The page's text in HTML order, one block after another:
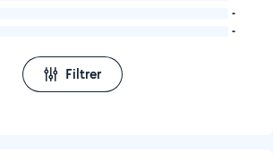
-
-
Filtrer